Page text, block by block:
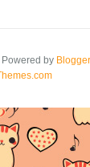
Powered by Blogger